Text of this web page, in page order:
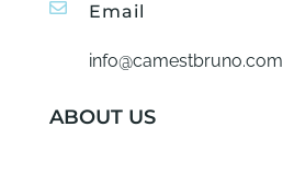
Email
info@camestbruno.com
ABOUT US